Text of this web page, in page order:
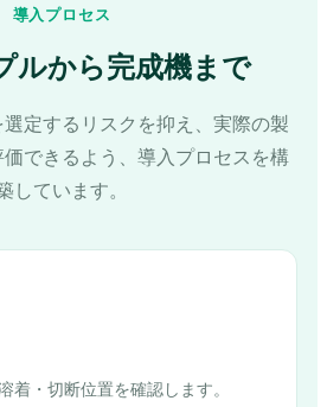
導入プロセス
ルから完成機まで
定するリスクを抑え、実際の製
できるよう、導入プロセスを構
しています。
着・切断位置を確認します。